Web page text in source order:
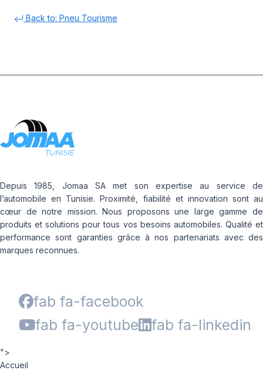
Back to: Pneu Tourisme
Depuis 1985, Jomaa SA met son expertise au service de
l’automobile en Tunisie. Proximité, fiabilité et innovation sont au
cœur de notre mission. Nous proposons une large gamme de
produits et solutions pour tous vos besoins automobiles. Qualité et
performance sont garanties grâce à nos partenariats avec des
marques reconnues.
fab fa-facebook
fab fa-youtube
fab fa-linkedin
">
Accueil